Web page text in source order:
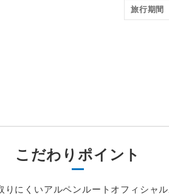
旅行期間
こだわりポイント
りにくいアルペンルートオフィシャ